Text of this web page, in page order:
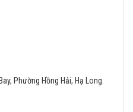
Phường Hồng Hải, Hạ Long.